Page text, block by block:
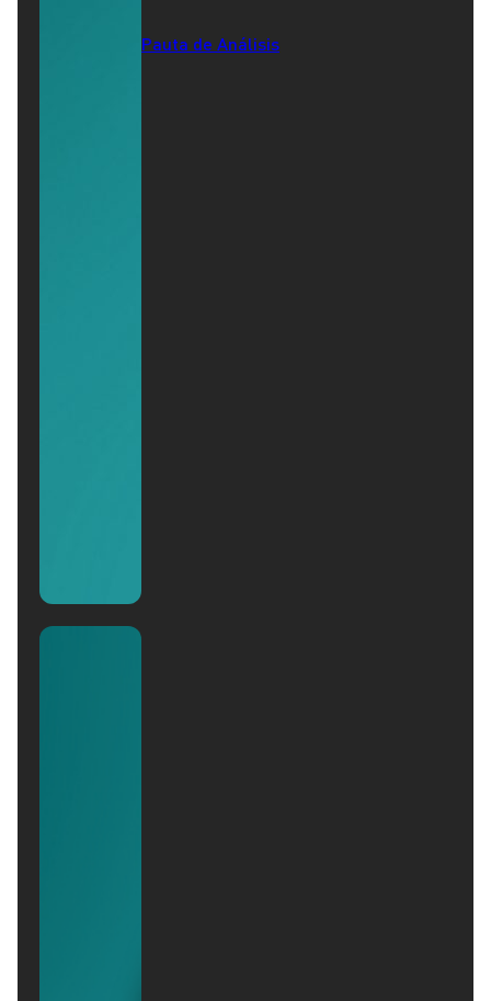
Pauta de Análisis